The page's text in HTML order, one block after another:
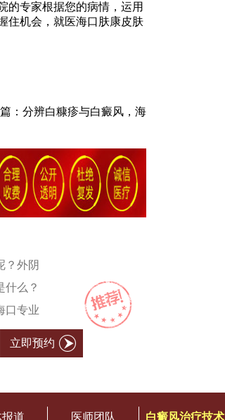
的专家根据您的病情，运用
住机会，就医海口肤康皮肤
： 分辨白糠疹与白癜风，海
？外阴
什么？
口专业
立即预约
道 医师团队 白癜风治疗技术